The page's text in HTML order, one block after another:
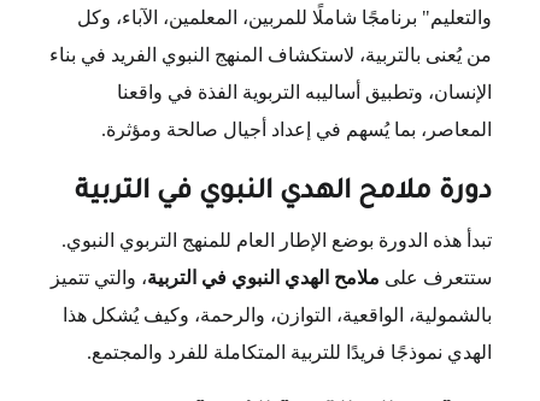
والتعليم" برنامجًا شاملًا للمربين، المعلمين، الآباء، وكل
من يُعنى بالتربية، لاستكشاف المنهج النبوي الفريد في بناء
الإنسان، وتطبيق أساليبه التربوية الفذة في واقعنا
المعاصر، بما يُسهم في إعداد أجيال صالحة ومؤثرة.
دورة ملامح الهدي النبوي في التربية
تبدأ هذه الدورة بوضع الإطار العام للمنهج التربوي النبوي.
ستتعرف على ملامح الهدي النبوي في التربية، والتي تتميز
بالشمولية، الواقعية، التوازن، والرحمة، وكيف يُشكل هذا
الهدي نموذجًا فريدًا للتربية المتكاملة للفرد والمجتمع.